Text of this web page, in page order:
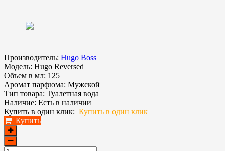
Производитель: Hugo Boss
Модель: Hugo Reversed
Объем в мл: 125
Аромат парфюма: Мужской
Тип товара: Туалетная вода
Наличие: Есть в наличии
Купить в один клик: Купить в один клик
Купить